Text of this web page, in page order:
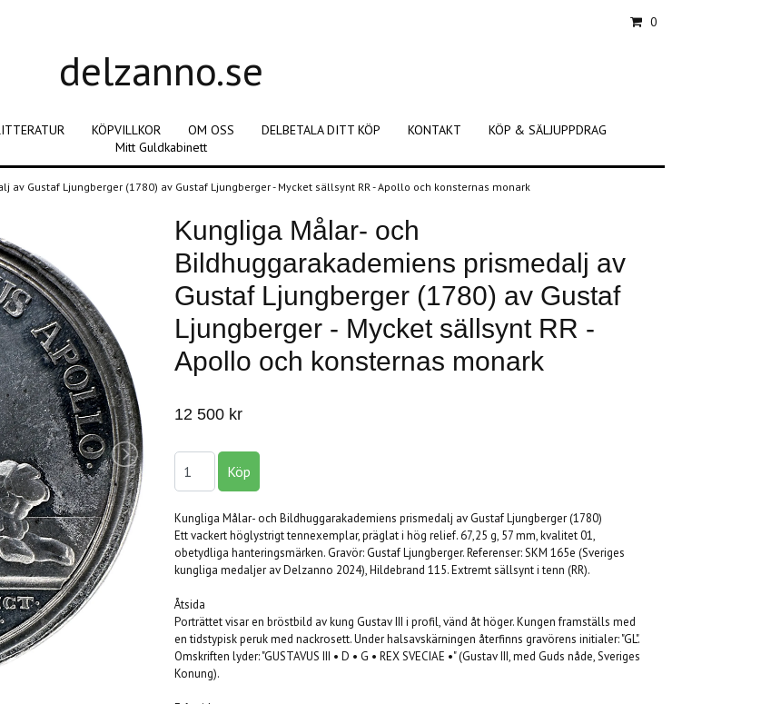
0
delzanno.se
KÖPVILLKOR OM OSS DELBETALA DITT KÖP KONTAKT
KÖP & SÄLJUPPDRAG
Mitt Guldkabinett
Gustaf Ljungberger (1780) av Gustaf Ljungberger - Mycket sällsynt RR - Apollo och konsternas monark
Kungliga Målar- och
Bildhuggarakademiens prismedalj av
Gustaf Ljungberger (1780) av Gustaf
Ljungberger - Mycket sällsynt RR -
Apollo och konsternas monark
12 500 kr
Kungliga Målar- och Bildhuggarakademiens prismedalj av Gustaf Ljungberger (1780)
Ett vackert höglystrigt tennexemplar, präglat i hög relief. 67,25 g, 57 mm, kvalitet 01,
obetydliga hanteringsmärken. Gravör: Gustaf Ljungberger. Referenser: SKM 165e (Sveriges
kungliga medaljer av Delzanno 2024), Hildebrand 115. Extremt sällsynt i tenn (RR).
Åtsida
Porträttet visar en bröstbild av kung Gustav III i profil, vänd åt höger. Kungen framställs med
en tidstypisk peruk med nackrosett. Under halsavskärningen återfinns gravörens initialer: "GL".
Omskriften lyder: "GUSTAVUS III • D • G • REX SVECIAE •" (Gustav III, med Guds nåde, Sveriges
Konung).